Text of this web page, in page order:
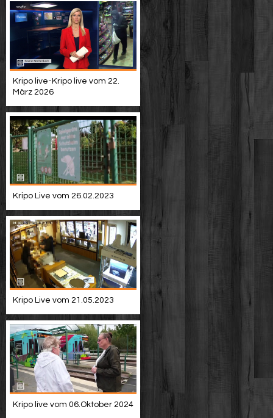
Kripo live-Kripo live vom 22.
März 2026
Kripo Live vom 26.02.2023
Kripo Live vom 21.05.2023
Kripo live vom 06.Oktober 2024